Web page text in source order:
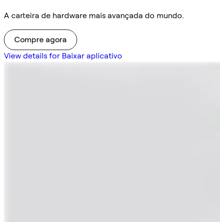
A carteira de hardware mais avançada do mundo.
Compre agora
View details for Baixar aplicativo